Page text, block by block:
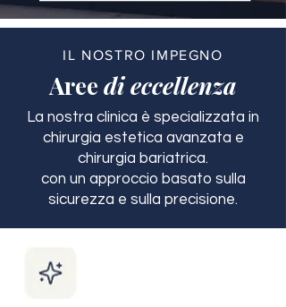
IL NOSTRO IMPEGNO
Aree di eccellenza
La nostra clinica è specializzata in
chirurgia estetica avanzata e
chirurgia bariatrica.
con un approccio basato sulla
sicurezza e sulla precisione.